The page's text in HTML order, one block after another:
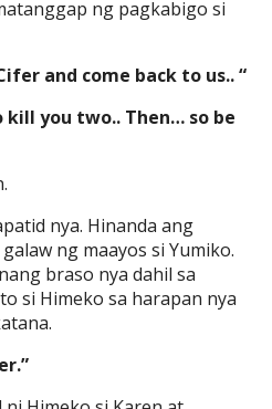
ng pagkabigo si
and come back to us.. “
you two.. Then… so be
nya. Hinanda ang
ng maayos si Yumiko.
braso nya dahil sa
si Himeko sa harapan nya